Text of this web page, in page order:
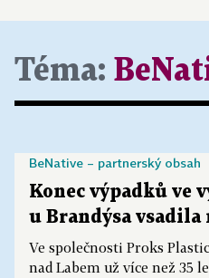
Téma:
Konec výpadků ve
u Brandýsa
Ve společnosti Proks
nad Labem už více než 35
BeNative – partnerský obsah